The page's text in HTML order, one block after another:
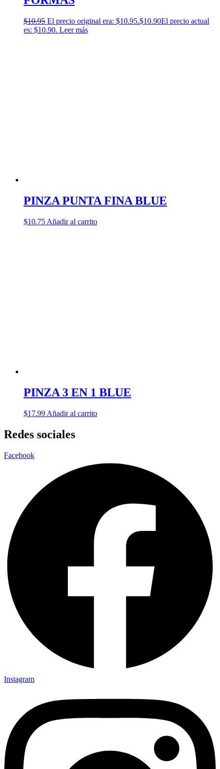
$10.95 El precio original era: $10.95.$10.90El precio actual
es: $10.90. Leer más
PINZA PUNTA FINA BLUE
$10.75 Añadir al carrito
PINZA 3 EN 1 BLUE
$17.99 Añadir al carrito
Redes sociales
Facebook
Instagram